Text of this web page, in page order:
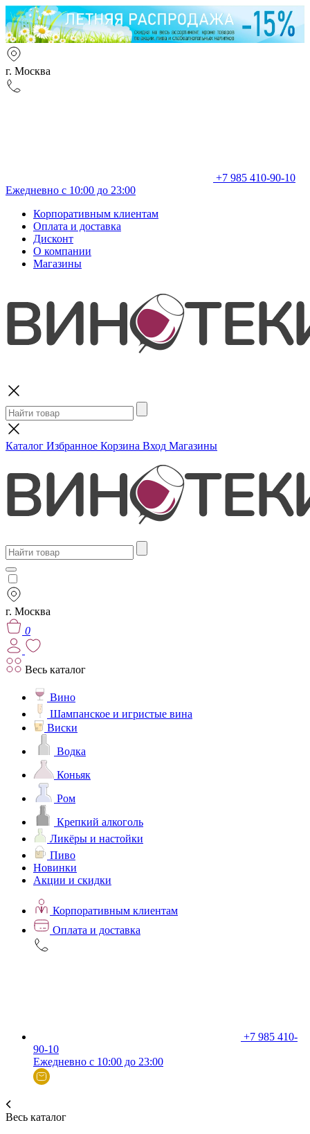
г. Москва
+7 985 410-90-10
Ежедневно с 10:00 до 23:00
Корпоративным клиентам
Оплата и доставка
Дисконт
О компании
Магазины
Каталог Избранное Корзина Вход Магазины
г. Москва
0
Весь каталог
Вино
Шампанское и игристые вина
Виски
Водка
Коньяк
Ром
Крепкий алкоголь
Ликёры и настойки
Пиво
Новинки
Акции и скидки
Корпоративным клиентам
Оплата и доставка
+7 985 410-
90-10
Ежедневно с 10:00 до 23:00
Весь каталог